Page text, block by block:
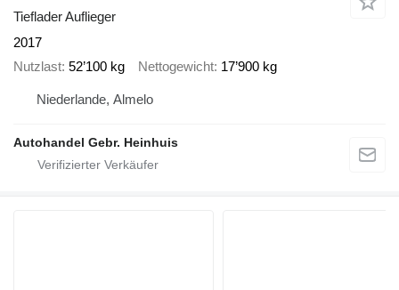
Tieflader Auflieger
2017
Nutzlast 52’100 kg Nettogewicht 17’900 kg
Niederlande, Almelo
Autohandel Gebr. Heinhuis